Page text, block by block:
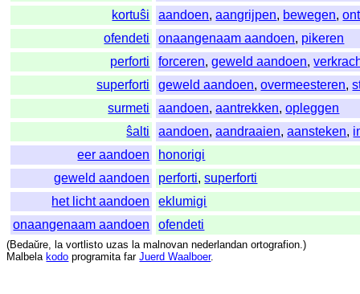
kortuŝi
aandoen,aangrijpen, bewegen,
ofendeti
onaangenaam aandoen, pikeren
perforti
forceren,geweld aandoen,
superforti
geweld aandoen,overmeesteren,
surmeti
aandoen,aantrekken,opleggen
ŝalti
aandoen,aandraaien,aansteken,
eer aandoen
honorigi
geweld aandoen
perforti,superforti
het licht aandoen
eklumigi
onaangenaam aandoen
ofendeti
(Bedaŭre, la vortlisto uzas la malnovan nederlandan ortografion.)
Malbela kodo programita far Juerd Waalboer.